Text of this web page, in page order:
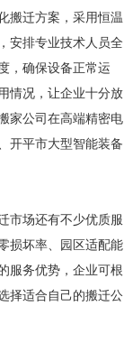
搬迁方案，采用恒温
安排专业技术人员全
，确保设备正常运
情况，让企业十分放
家公司在高端精密电
开平市大型智能装备
市场还有不少优质服
损坏率、园区适配能
服务优势，企业可根
择适合自己的搬迁公